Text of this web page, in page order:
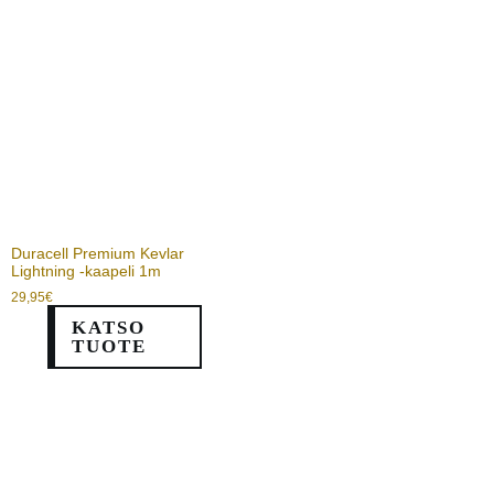
Duracell Premium Kevlar
Lightning -kaapeli 1m
29,95€
KATSO
TUOTE